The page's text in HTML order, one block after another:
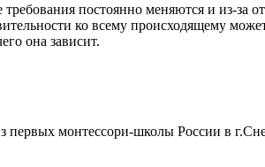
постоянно меняются и из-за
ко всему происходящему
она зависит.
первых монтессори-школы России в